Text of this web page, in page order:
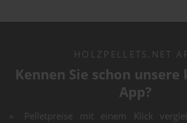
HOLZPELLETS.NET
Kennen Sie schon
App?
Pelletpreise mit einem Klick